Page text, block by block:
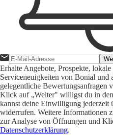
Erhalte Angebote, Prospekte,
Serviceneuigkeiten von Bonial und
gelegentliche
Klick auf „Weiter" willigst du in
kannst deine Einwilligung
widerrufen. Weitere Informationen
zur Analyse von Öffnungen und
Datenschutzerklärung.